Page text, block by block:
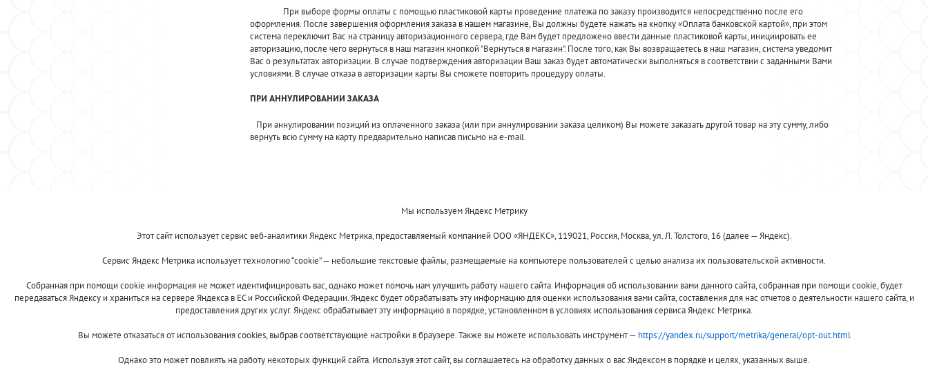
При выборе формы оплаты с помощью пластиковой карты проведение платежа по заказу производится непосредственно после его
оформления. После завершения оформления заказа в нашем магазине, Вы должны будете нажать на кнопку «Оплата банковской картой», при этом
система переключит Вас на страницу авторизационного сервера, где Вам будет предложено ввести данные пластиковой карты, инициировать ее
авторизацию, после чего вернуться в наш магазин кнопкой "Вернуться в магазин". После того, как Вы возвращаетесь в наш магазин, система уведомит
Вас о результатах авторизации. В случае подтверждения авторизации Ваш заказ будет автоматически выполняться в соответствии с заданными Вами
условиями. В случае отказа в авторизации карты Вы сможете повторить процедуру оплаты.
ПРИ АННУЛИРОВАНИИ ЗАКАЗА
При аннулировании позиций из оплаченного заказа (или при аннулировании заказа целиком) Вы можете заказать другой товар на эту сумму, либо
вернуть всю сумму на карту предварительно написав письмо на e-mail.
© 2013-2024 "Волжские приманки"
8 (800)
500-7844
Оплата и доставка
О компании
Гарантия и сервис
Контакты
Помощь
Сообщить об ошибке
Принимаем к оплате:
Мы используем Яндекс Метрику
Этот сайт использует сервис веб-аналитики Яндекс Метрика, предоставляемый компанией ООО «ЯНДЕКС», 119021, Россия, Москва, ул. Л. Толстого, 16 (далее — Яндекс).
Сервис Яндекс Метрика использует технологию “cookie” — небольшие текстовые файлы, размещаемые на компьютере пользователей с целью анализа их пользовательской активности.
Собранная при помощи cookie информация не может идентифицировать вас, однако может помочь нам улучшить работу нашего сайта. Информация об использовании вами данного сайта, собранная при помощи cookie, будет
передаваться Яндексу и храниться на сервере Яндекса в ЕС и Российской Федерации. Яндекс будет обрабатывать эту информацию для оценки использования вами сайта, составления для нас отчетов о деятельности нашего сайта, и
предоставления других услуг. Яндекс обрабатывает эту информацию в порядке, установленном в условиях использования сервиса Яндекс Метрика.
Вы можете отказаться от использования cookies, выбрав соответствующие настройки в браузере. Также вы можете использовать инструмент — https://yandex.ru/support/metrika/general/opt-out.html
Однако это может повлиять на работу некоторых функций сайта. Используя этот сайт, вы соглашаетесь на обработку данных о вас Яндексом в порядке и целях, указанных выше.